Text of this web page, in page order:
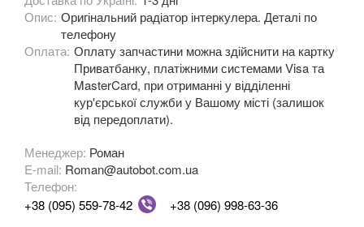
M3 E90/E92/E93
3 Series F30, F31, F36
3 Series F34
M3 F80
3 Series G20/G21
4 Series F32
4 Series F33
Опис: Оригінальний радіатор інтеркулера. Деталі по
телефону
Оплата: Оплату запчастини можна здійснити на картку
Приватбанку, платіжними системами Visa та
MasterCard, при отриманні у відділенні
кур'єрської служби у Вашому місті (залишок
від передоплати).
Менеджер: Роман
E-mail: Roman@autobot.com.ua
Телефон:
+38 (095) 559-78-42
+38 (096) 998-63-36